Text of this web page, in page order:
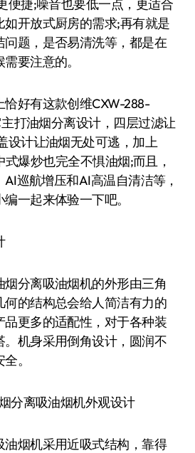
便捷;噪音也要低一点，更适合
开放式厨房的需求;再有就是
题，是否易清洗等，都是在
要注意的。
好有这款创维CXW-288-
打油烟分离设计，四层过滤让
设计让油烟无处可逃，加上
式爆炒也完全不惧油烟;而且，
巡航增压和AI高温自清洁等，
一起来体验一下吧。
分离吸油烟机的外形由三角
何的结构总会给人简洁有力的
品更多的适配性，对于各种装
机身采用倒角设计，圆润不
。
离吸油烟机外观设计
烟机采用近吸式结构，靠得